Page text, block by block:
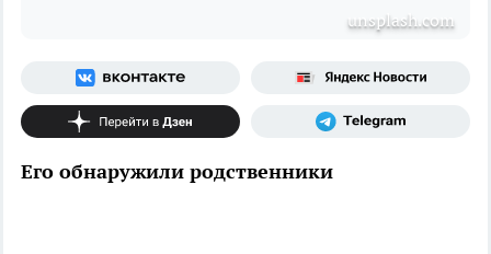
unsplash.com
Его обнаружили родственники